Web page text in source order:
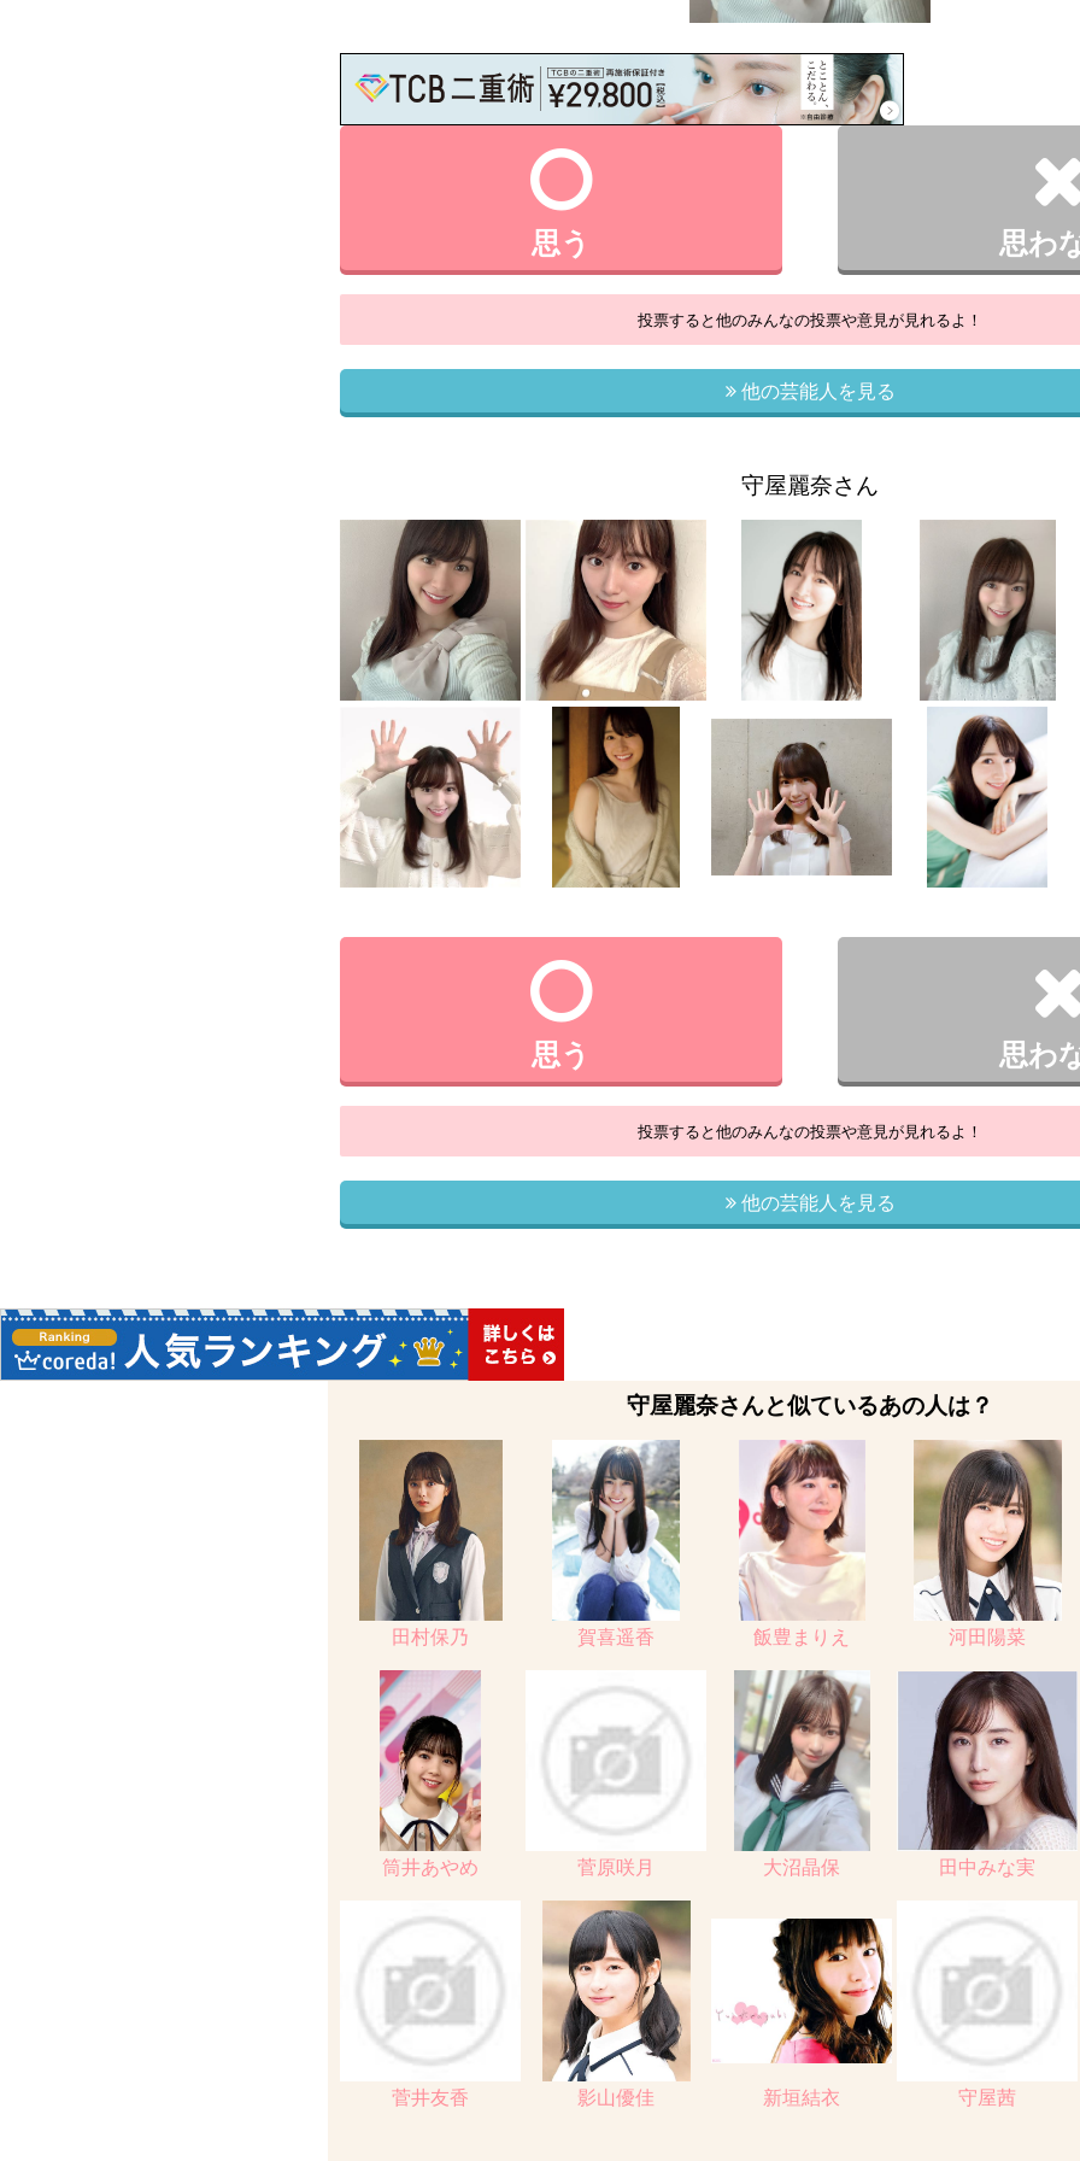
思う 思わ
投票すると他のみんなの投票や意見が見れるよ！
他の芸能人を見る
守屋麗奈さん
思う 思わ
投票すると他のみんなの投票や意見が見れるよ！
他の芸能人を見る
守屋麗奈さんと似ているあの人は？
田村保乃 賀喜遥香 飯豊まりえ 河田陽菜
筒井あやめ 菅原咲月 大沼晶保 田中みな実
菅井友香 影山優佳 新垣結衣 守屋茜